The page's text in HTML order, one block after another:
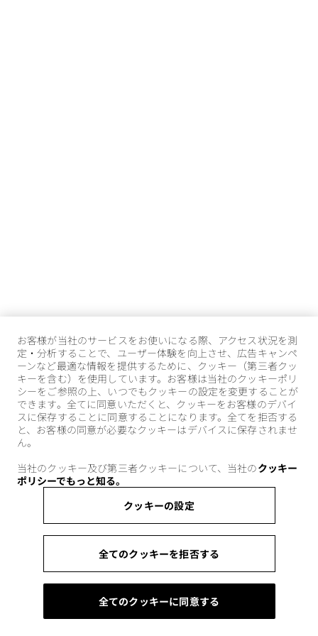
お客様が当社のサービスをお使いになる際、アクセス状況を測
定・分析することで、ユーザー体験を向上させ、広告キャンペ
ーンなど最適な情報を提供するために、クッキー（第三者クッ
キーを含む）を使用しています。お客様は当社のクッキーポリ
シーをご参照の上、いつでもクッキーの設定を変更することが
できます。全てに同意いただくと、クッキーをお客様のデバイ
スに保存することに同意することになります。全てを拒否する
と、お客様の同意が必要なクッキーはデバイスに保存されませ
ん。
当社のクッキー及び第三者クッキーについて、当社のクッキー
ポリシーでもっと知る。
クッキーの設定
全てのクッキーを拒否する
全てのクッキーに同意する